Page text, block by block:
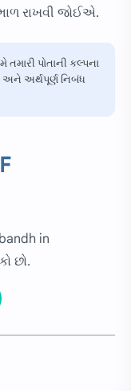
રાખવી જોઈએ.
પોતાની કલ્પના
અર્થપૂર્ણ નિબંધ
in
છો.